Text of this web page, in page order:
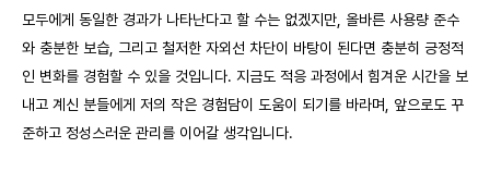
모두에게 동일한 경과가 나타난다고 할 수는 없겠지만, 올바른 사용량 준수
와 충분한 보습, 그리고 철저한 자외선 차단이 바탕이 된다면 충분히 긍정적
인 변화를 경험할 수 있을 것입니다. 지금도 적응 과정에서 힘겨운 시간을 보
내고 계신 분들에게 저의 작은 경험담이 도움이 되기를 바라며, 앞으로도 꾸
준하고 정성스러운 관리를 이어갈 생각입니다.